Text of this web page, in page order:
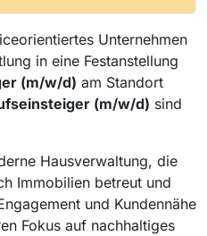
Unternehmen
in eine Festanstellung
(m/w/d) am Standort
(m/w/d) sind
Hausverwaltung, die
Immobilien betreut und
und Kundennähe
Fokus auf nachhaltiges